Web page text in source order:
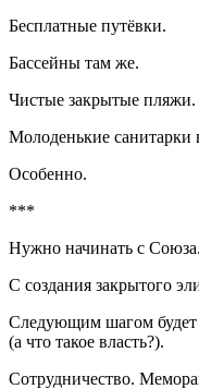
Бесплатные путёвки.
Бассейны там же.
Чистые закрытые пляжи.
Молоденькие санитарки
Особенно.
***
Нужно начинать с Союза.
С создания закрытого
Следующим шагом
(а что такое власть?).
Сотрудничество.